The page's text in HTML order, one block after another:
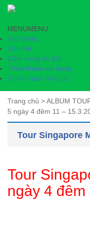
MENUMENU
Giới thiệu
Liên Hệ
Cẩm nang du lịch
Thỏa thuận sử dụng
Chính sách riêng tư
Trang chủ >ALBUM
5 ngày 4 đêm 11 –
Tour
ngày 4